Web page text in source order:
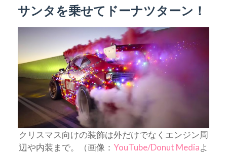
サンタを乗せてドーナツターン！
クリスマス向けの装飾は外だけでなくエンジン周
辺や内装まで。（画像： YouTube/Donut Mediaよ